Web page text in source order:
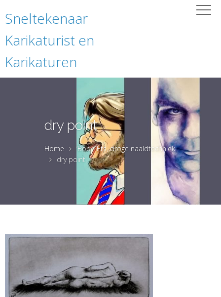
Sneltekenaar
Karikaturist en
Karikaturen
dry point
Home
‘Body’ Ets, droge naaldtechniek.
dry point